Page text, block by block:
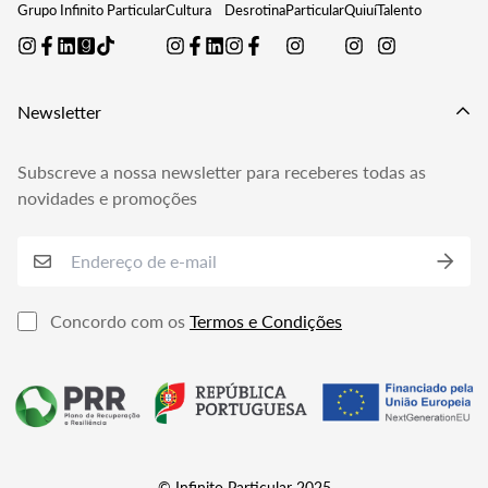
Perguntas Frequentes
Política de Privacidade
Grupo Infinito ParticularCultura DesrotinaParticularQuiuíTalento
Newsletter
Subscreve a nossa newsletter para receberes todas as
novidades e promoções
Concordo com os Termos e Condições